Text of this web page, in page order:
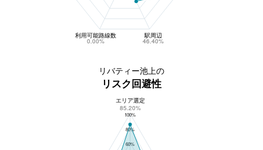
利用可能路線数
0.00%
駅周辺
46.40%
リバティー池上の
リスク回避性
リバティー池上のリスク回避性
100%
80%
60%
エリア選定
85.20%